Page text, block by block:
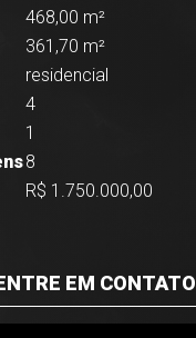
468,00 m²
361,70 m²
residencial
4
1
8
R$ 1.750.000,00
EM CONTATO